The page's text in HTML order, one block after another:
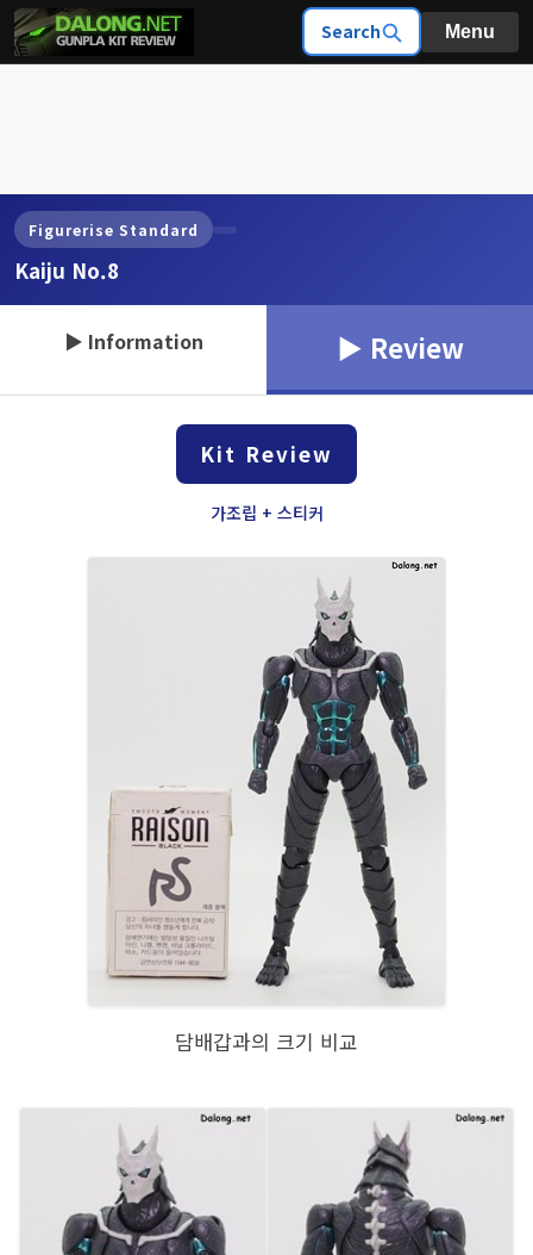
Search Menu
Figurerise Standard
Kaiju No.8
▶ Information ▶ Review
Kit Review
가조립 + 스티커
담배갑과의 크기 비교